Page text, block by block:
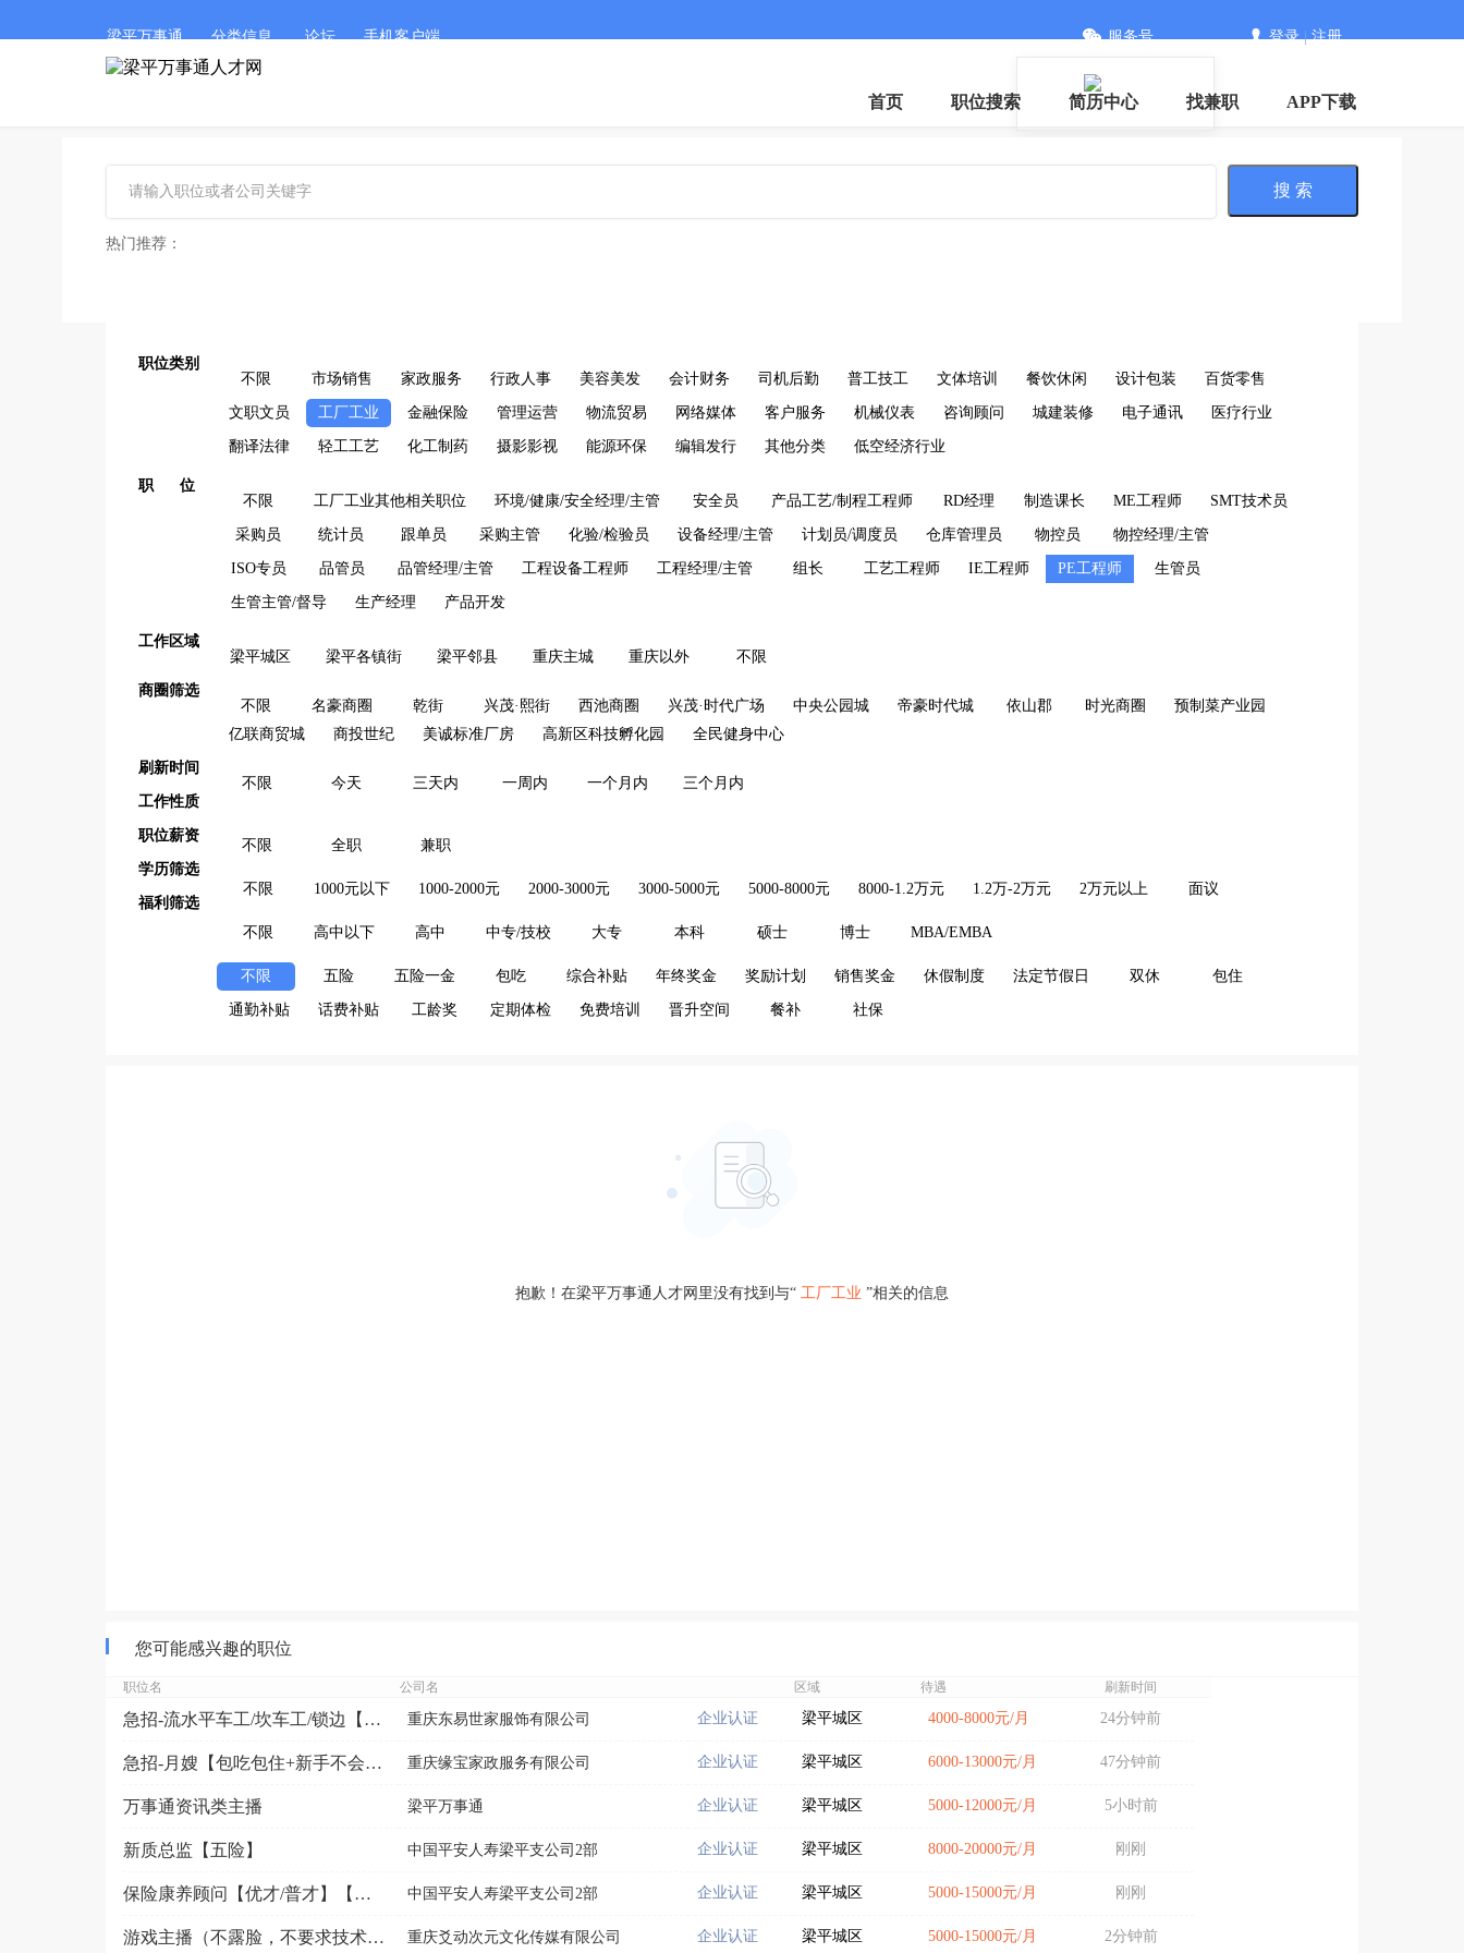
梁平万事通 分类信息 论坛 手机客户端 服务号 登录|注册
首页 职位搜索 简历中心 找兼职 APP下载
搜 索
热门推荐：
职位类别
不限
市场销售 家政服务 行政人事 美容美发 会计财务 司机后勤 普工技工 文体培训 餐饮休闲 设计包装 百货零售
文职文员 工厂工业 金融保险 管理运营 物流贸易 网络媒体 客户服务 机械仪表 咨询顾问 城建装修 电子通讯 医疗行业
翻译法律 轻工工艺 化工制药 摄影影视 能源环保 编辑发行 其他分类 低空经济行业
职 位
不限
工厂工业其他相关职位 环境/健康/安全经理/主管 安全员 产品工艺/制程工程师 RD经理 制造课长 ME工程师 SMT技术员
采购员 统计员 跟单员 采购主管 化验/检验员 设备经理/主管 计划员/调度员 仓库管理员 物控员 物控经理/主管
ISO专员 品管员 品管经理/主管 工程设备工程师 工程经理/主管 组长 工艺工程师 IE工程师 PE工程师 生管员
生管主管/督导 生产经理 产品开发
工作区域
梁平城区
梁平各镇街 梁平邻县 重庆主城 重庆以外 不限
商圈筛选
不限
名豪商圈 乾街 兴茂·熙街 西池商圈 兴茂·时代广场 中央公园城 帝豪时代城 依山郡 时光商圈
预制菜产业园
亿联商贸城
商投世纪 美诚标准厂房 高新区科技孵化园 全民健身中心
刷新时间
不限
今天 三天内 一周内 一个月内
三个月内
工作性质
不限 全职 兼职
职位薪资
不限 1000元以下 1000-2000元 2000-3000元 3000-5000元 5000-8000元 8000-1.2万元 1.2万-2万元 2万元以上 面议
学历筛选
不限 高中以下 高中 中专/技校 大专 本科 硕士 博士 MBA/EMBA
福利筛选
不限 五险 五险一金 包吃 综合补贴 年终奖金 奖励计划 销售奖金 休假制度 法定节假日 双休 包住
通勤补贴 话费补贴 工龄奖 定期体检 免费培训 晋升空间 餐补 社保
抱歉！在梁平万事通人才网里没有找到与“ 工厂工业 ”相关的信息
您可能感兴趣的职位
职位名 公司名 区域 待遇 刷新时间
急招-流水平车工/坎车工/锁边【暑假工勿扰+五险+计... 重庆东易世家服饰有限公司 企业认证 梁平城区 4000-8000元/月 24分钟前
急招-月嫂【包吃包住+新手不会可教】 重庆缘宝家政服务有限公司 企业认证 梁平城区 6000-13000元/月 47分钟前
万事通资讯类主播 梁平万事通 企业认证 梁平城区 5000-12000元/月 5小时前
新质总监【五险】 中国平安人寿梁平支公司2部 企业认证 梁平城区 8000-20000元/月 刚刚
保险康养顾问【优才/普才】【五险】 中国平安人寿梁平支公司2部 企业认证 梁平城区 5000-15000元/月 刚刚
游戏主播（不露脸，不要求技术）小白可来 重庆爻动次元文化传媒有限公司 企业认证 梁平城区 5000-15000元/月 2分钟前